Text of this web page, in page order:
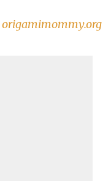
origamimommy.org